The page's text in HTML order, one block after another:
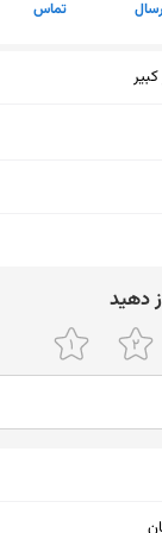
تماس
۹ تا ۱۳ - ۱۷ تا ۲۱
دﻫﯿﺪ